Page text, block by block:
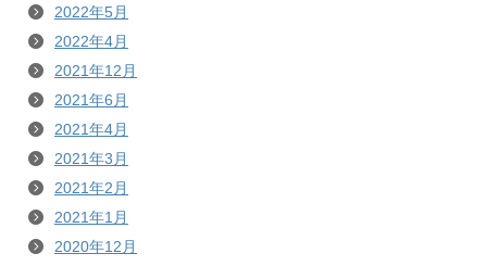
2022年5月
2022年4月
2021年12月
2021年6月
2021年4月
2021年3月
2021年2月
2021年1月
2020年12月